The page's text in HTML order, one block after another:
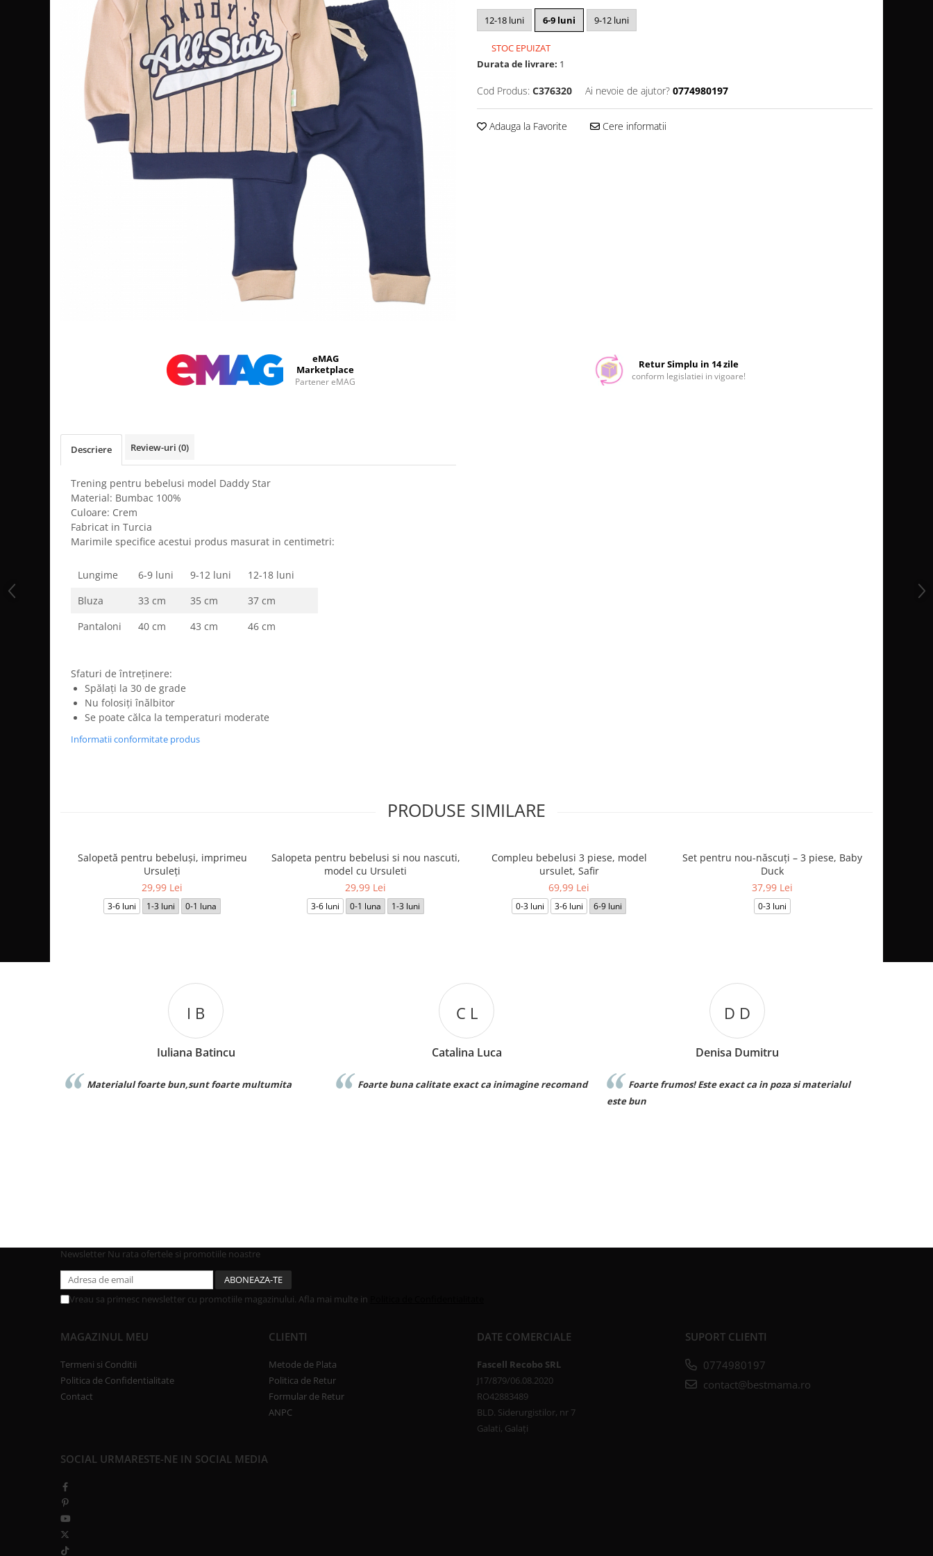
Facebook
12-18 luni 6-9 luni 9-12 luni
STOC EPUIZAT
Durata de livrare: 1
Cod Produs: C376320 Ai nevoie de ajutor? 0774980197
Adauga la Favorite Cere informatii
eMAG
Marketplace
Partener eMAG
Retur Simplu in 14 zile
conform legislatiei in vigoare!
Descriere Review-uri (0)
Trening pentru bebelusi model Daddy Star
Material: Bumbac 100%
Culoare: Crem
Fabricat in Turcia
Marimile specifice acestui produs masurat in centimetri:
Lungime 6-9 luni 9-12 luni
12-18 luni
Bluza
33 cm 35 cm
37 cm
Pantaloni
40 cm 43 cm 46 cm
Sfaturi de întreținere:
Spălați la 30 de grade
Nu folosiți înălbitor
Se poate călca la temperaturi moderate
Informatii conformitate produs
PRODUSE SIMILARE
Salopetă pentru bebeluși, imprimeu
Ursuleți
29,99 Lei
3-6 luni 1-3 luni 0-1 luna
Salopeta pentru bebelusi si nou nascuti,
model cu Ursuleti
29,99 Lei
3-6 luni 0-1 luna 1-3 luni
Compleu bebelusi 3 piese, model
ursulet, Safir
69,99 Lei
0-3 luni 3-6 luni 6-9 luni
Set pentru nou-născuți – 3 piese, Baby
Duck
37,99 Lei
0-3 luni
I B
Iuliana Batincu
Materialul foarte bun,sunt foarte multumita
C L
Catalina Luca
Foarte buna calitate exact ca inimagine recomand
D D
Denisa Dumitru
Foarte frumos! Este exact ca in poza si materialul
este bun
Newsletter Nu rata ofertele si promotiile noastre
Vreau sa primesc newsletter cu promotiile magazinului. Afla mai multe in
MAGAZINUL MEU
Termeni si Conditii
Politica de Confidentialitate
Contact
CLIENTI
Metode de Plata
Politica de Retur
Formular de Retur
ANPC
DATE COMERCIALE
Fascell Recobo SRL
J17/879/06.08.2020
RO42883489
BLD. Siderurgistilor, nr 7
Galati, Galați
SUPORT CLIENTI
0774980197
contact@bestmama.ro
SOCIAL URMARESTE-NE IN SOCIAL MEDIA